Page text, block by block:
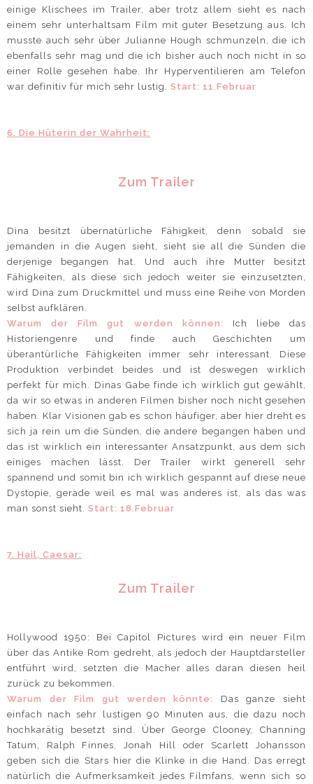
einige Klischees im Trailer, aber trotz allem sieht es nach
einem sehr unterhaltsam Film mit guter Besetzung aus. Ich
musste auch sehr über Julianne Hough schmunzeln, die ich
ebenfalls sehr mag und die ich bisher auch noch nicht in so
einer Rolle gesehen habe. Ihr Hyperventilieren am Telefon
war definitiv für mich sehr lustig. Start: 11.Februar
6. Die Hüterin der Wahrheit:
Zum Trailer
Dina besitzt übernatürliche Fähigkeit, denn sobald sie
jemanden in die Augen sieht, sieht sie all die Sünden die
derjenige begangen hat. Und auch ihre Mutter besitzt
Fähigkeiten, als diese sich jedoch weiter sie einzusetzten,
wird Dina zum Druckmittel und muss eine Reihe von Morden
selbst aufklären.
Warum der Film gut werden können: Ich liebe das
Historiengenre und finde auch Geschichten um
überantürliche Fähigkeiten immer sehr interessant. Diese
Produktion verbindet beides und ist deswegen wirklich
perfekt für mich. Dinas Gabe finde ich wirklich gut gewählt,
da wir so etwas in anderen Filmen bisher noch nicht gesehen
haben. Klar Visionen gab es schon häufiger, aber hier dreht es
sich ja rein um die Sünden, die andere begangen haben und
das ist wirklich ein interessanter Ansatzpunkt, aus dem sich
einiges machen lässt. Der Trailer wirkt generell sehr
spannend und somit bin ich wirklich gespannt auf diese neue
Dystopie, gerade weil es mal was anderes ist, als das was
man sonst sieht. Start: 18.Februar
7. Hail, Caesar:
Zum Trailer
Hollywood 1950: Bei Capitol Pictures wird ein neuer Film
über das Antike Rom gedreht, als jedoch der Hauptdarsteller
entführt wird, setzten die Macher alles daran diesen heil
zurück zu bekommen.
Warum der Film gut werden könnte: Das ganze sieht
einfach nach sehr lustigen 90 Minuten aus, die dazu noch
hochkarätig besetzt sind. Über George Clooney, Channing
Tatum, Ralph Finnes, Jonah Hill oder Scarlett Johansson
geben sich die Stars hier die Klinke in die Hand. Das erregt
natürlich die Aufmerksamkeit jedes Filmfans, wenn sich so